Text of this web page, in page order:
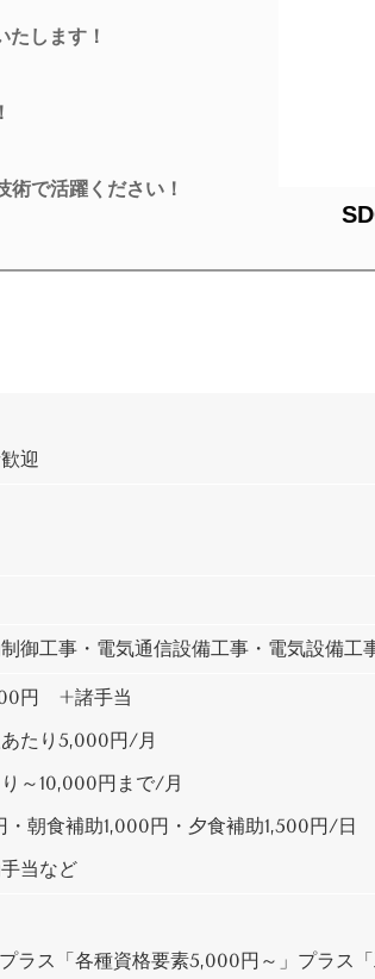
します！
で活躍ください！
迎
御工事・電気通信設備工事・電気設備工
円 +諸手当
たり5,000円/月
～10,000円まで/月
朝食補助1,000円・夕食補助1,500円/日
当など
ラス「各種資格要素5,000円～」プラス